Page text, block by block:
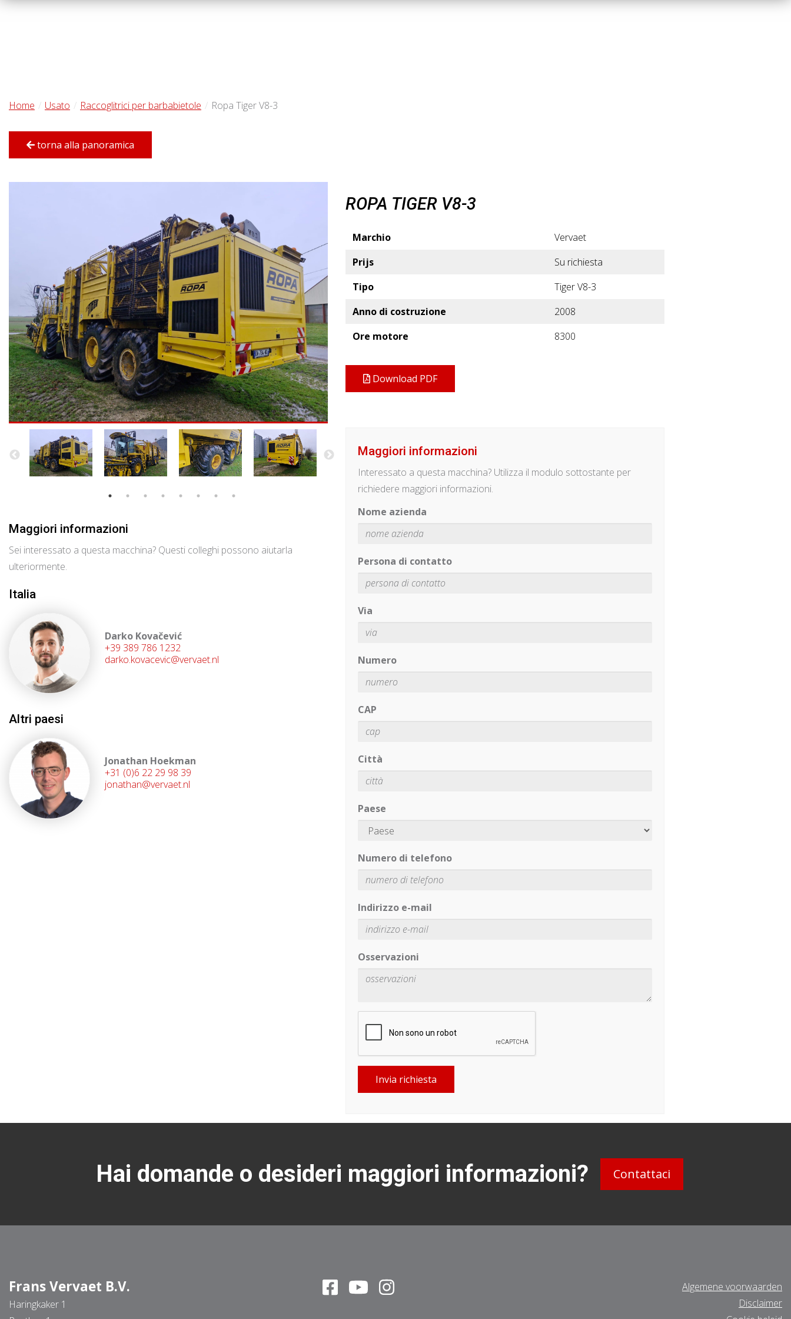
Home Usato Raccoglitrici per barbabietole Ropa Tiger V8-3
torna alla panoramica
Maggiori informazioni
Sei interessato a questa macchina? Questi colleghi possono aiutarla
ulteriormente.
Italia
Darko Kovačević
+39 389 786 1232
darko.kovacevic@vervaet.nl
Altri paesi
Jonathan Hoekman
+31 (0)6 22 29 98 39
jonathan@vervaet.nl
ROPA TIGER V8-3
Marchio
Vervaet
Prijs
Su richiesta
Tipo
Tiger V8-3
Anno di costruzione
2008
Ore motore
8300
Download PDF
Maggiori informazioni
Interessato a questa macchina? Utilizza il modulo sottostante per
richiedere maggiori informazioni.
Nome azienda
Persona di contatto
Via
Numero
CAP
Città
Paese
Numero di telefono
Indirizzo e-mail
Osservazioni
Invia richiesta
Hai domande o desideri maggiori informazioni? Contattaci
Frans Vervaet B.V.
Haringkaker 1
Algemene voorwaarden
Disclaimer